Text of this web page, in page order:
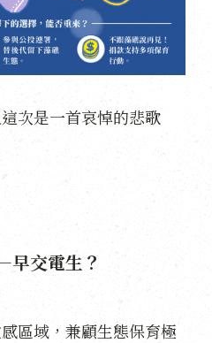
次是一首哀悼的悲歌
交電生？
區域，兼顧生態保育極